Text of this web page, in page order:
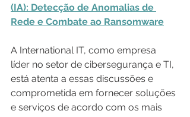
(IA): Detecção de Anomalias de
Rede e Combate ao Ransomware
A International IT, como empresa
líder no setor de cibersegurança e TI,
está atenta a essas discussões e
comprometida em fornecer soluções
e serviços de acordo com os mais